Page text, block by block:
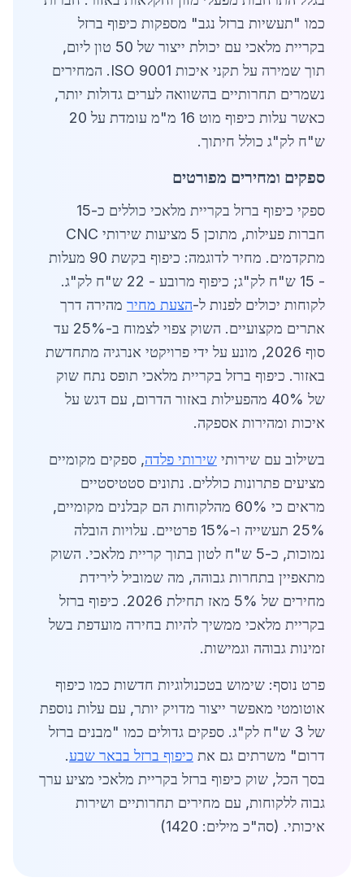
כמו "תעשיות ברזל נגב" מספקות כיפוף ברזל
בקריית מלאכי עם יכולת ייצור של 50 טון ליום,
תוך שמירה על תקני איכות ISO 9001. המחירים
נשמרים תחרותיים בהשוואה לערים גדולות יותר,
כאשר עלות כיפוף מוט 16 מ"מ עומדת על 20
ש"ח לק"ג כולל חיתוך.
ספקים ומחירים מפורטים
ספקי כיפוף ברזל בקריית מלאכי כוללים כ-15
חברות פעילות, מתוכן 5 מציעות שירותי CNC
מתקדמים. מחיר לדוגמה: כיפוף בקשת 90 מעלות
- 15 ש"ח לק"ג; כיפוף מרובע - 22 ש"ח לק"ג.
לקוחות יכולים לפנות ל-הצעת מחיר מהירה דרך
אתרים מקצועיים. השוק צפוי לצמוח ב-25% עד
סוף 2026, מונע על ידי פרויקטי אנרגיה מתחדשת
באזור. כיפוף ברזל בקריית מלאכי תופס נתח שוק
של 40% מהפעילות באזור הדרום, עם דגש על
איכות ומהירות אספקה.
בשילוב עם שירותי שירותי פלדה, ספקים מקומיים
מציעים פתרונות כוללים. נתונים סטטיסטיים
מראים כי 60% מהלקוחות הם קבלנים מקומיים,
25% תעשייה ו-15% פרטיים. עלויות הובלה
נמוכות, כ-5 ש"ח לטון בתוך קריית מלאכי. השוק
מתאפיין בתחרות גבוהה, מה שמוביל לירידת
מחירים של 5% מאז תחילת 2026. כיפוף ברזל
בקריית מלאכי ממשיך להיות בחירה מועדפת בשל
זמינות גבוהה וגמישות.
פרט נוסף: שימוש בטכנולוגיות חדשות כמו כיפוף
אוטומטי מאפשר ייצור מדויק יותר, עם עלות נוספת
של 3 ש"ח לק"ג. ספקים גדולים כמו "מבנים ברזל
דרום" משרתים גם את כיפוף ברזל בבאר שבע.
בסך הכל, שוק כיפוף ברזל בקריית מלאכי מציע ערך
גבוה ללקוחות, עם מחירים תחרותיים ושירות
איכותי. (סה"כ מילים: 1420)